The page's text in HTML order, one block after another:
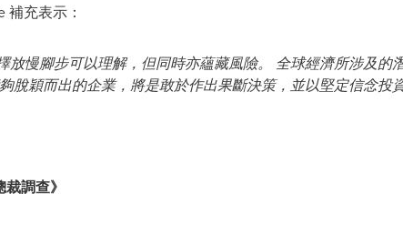
充表示：
放慢腳步可以理解，但同時亦蘊藏風險。 全球經濟所涉及
脫穎而出的企業，將是敢於作出果斷決策，並以堅定信念投
調查》